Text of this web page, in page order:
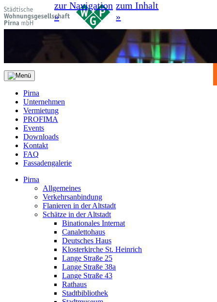
zur Navigation
»
zum Inhalt
»
Pirna
Unternehmen
Vermietung
PROFIMA
Events
Downloads
Kontakt
FAQ
Fassadengalerie
Pirna
Allgemeines
Verkehrsanbindung
Flanieren in der Altstadt
Schätze in der Altstadt
Binationales Internat
Canalettohaus
Deutsches Haus
Klosterkirche St. Heinrich
Lange Straße 25
Lange Straße 38a
Lange Straße 43
Rathaus
Stadtbibliothek